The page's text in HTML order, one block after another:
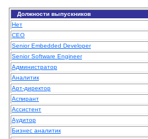
Должности выпускников
Нет
CEO
Senior Embedded Developer
Senior Software Engineer
Администратор
Аналитик
Арт-директор
Аспирант
Ассистент
Аудитор
Бизнес аналитик